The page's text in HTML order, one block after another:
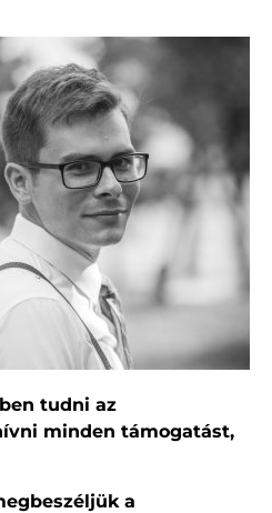
tudni az
minden támogatást,
a